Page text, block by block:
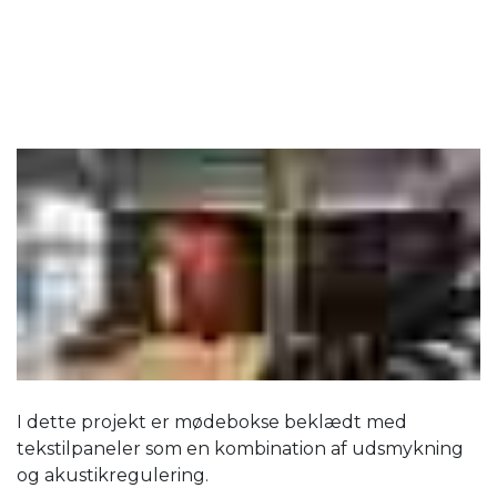
I dette projekt er mødebokse beklædt med
tekstilpaneler som en kombination af udsmykning
og akustikregulering.